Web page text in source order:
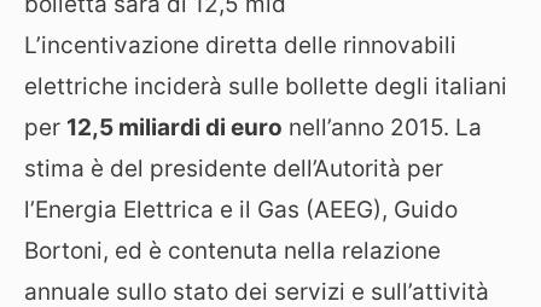
L’incentivazione diretta delle rinnovabili
elettriche inciderà sulle bollette degli italiani
per 12,5 miliardi di euro nell’anno 2015. La
stima è del presidente dell’Autorità per
l’Energia Elettrica e il Gas (AEEG), Guido
Bortoni, ed è contenuta nella relazione
annuale sullo stato dei servizi e sull’attività